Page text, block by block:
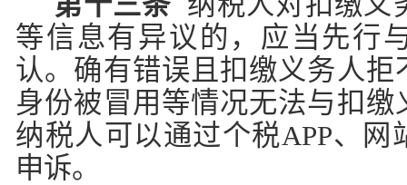
等信息有异议的，应当先行
认。确有错误且扣缴义务人拒
身份被冒用等情况无法与扣
纳税人可以通过个税APP、网
申诉。